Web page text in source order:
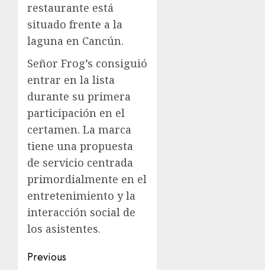
restaurante está
situado frente a la
laguna en Cancún.
Señor Frog’s consiguió
entrar en la lista
durante su primera
participación en el
certamen. La marca
tiene una propuesta
de servicio centrada
primordialmente en el
entretenimiento y la
interacción social de
los asistentes.
Previous